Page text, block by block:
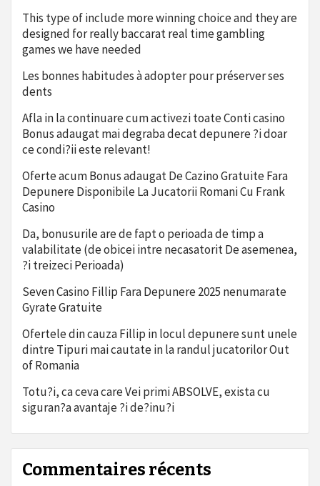
This type of include more winning choice and they are
designed for really baccarat real time gambling
games we have needed
Les bonnes habitudes à adopter pour préserver ses
dents
Afla in la continuare cum activezi toate Conti casino
Bonus adaugat mai degraba decat depunere ?i doar
ce condi?ii este relevant!
Oferte acum Bonus adaugat De Cazino Gratuite Fara
Depunere Disponibile La Jucatorii Romani Cu Frank
Casino
Da, bonusurile are de fapt o perioada de timp a
valabilitate (de obicei intre necasatorit De asemenea,
?i treizeci Perioada)
Seven Casino Fillip Fara Depunere 2025 nenumarate
Gyrate Gratuite
Ofertele din cauza Fillip in locul depunere sunt unele
dintre Tipuri mai cautate in la randul jucatorilor Out
of Romania
Totu?i, ca ceva care Vei primi ABSOLVE, exista cu
siguran?a avantaje ?i de?inu?i
Commentaires récents